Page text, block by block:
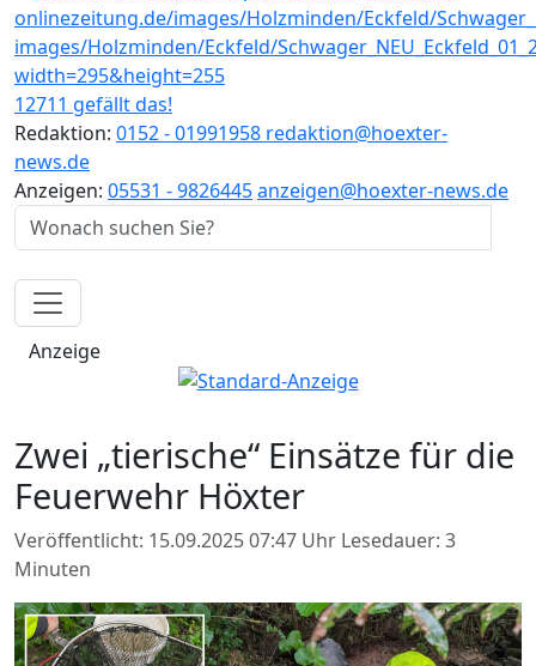
12711 gefällt das!
Redaktion: 0152 - 01991958 redaktion@hoexter-
news.de
Anzeigen: 05531 - 9826445anzeigen@hoexter-news.de
Anzeige
Zwei „tierische“ Einsätze für die
Feuerwehr Höxter
Veröffentlicht: 15.09.2025 07:47 Uhr Lesedauer: 3
Minuten